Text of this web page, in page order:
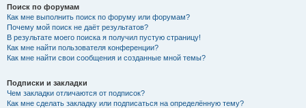
Поиск по форумам
Как мне выполнить поиск по форуму или форумам?
Почему мой поиск не даёт результатов?
В результате моего поиска я получил пустую страницу!
Как мне найти пользователя конференции?
Как мне найти свои сообщения и созданные мной темы?
Подписки и закладки
Чем закладки отличаются от подписок?
Как мне сделать закладку или подписаться на определённую тему?